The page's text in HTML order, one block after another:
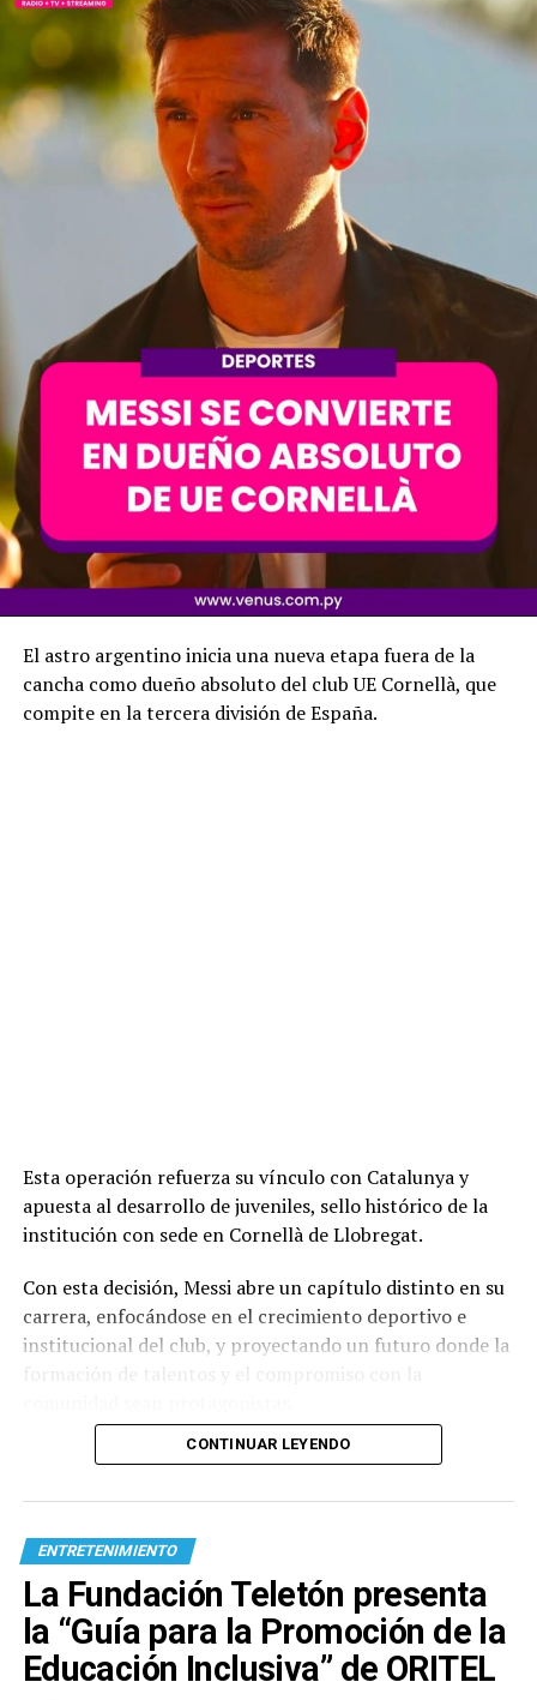
El astro argentino inicia una nueva etapa fuera de la
cancha como dueño absoluto del club UE Cornellà, que
compite en la tercera división de España.
Esta operación refuerza su vínculo con Catalunya y
apuesta al desarrollo de juveniles, sello histórico de la
institución con sede en Cornellà de Llobregat.
Con esta decisión, Messi abre un capítulo distinto en su
carrera, enfocándose en el crecimiento deportivo e
institucional del club, y proyectando un futuro donde la
CONTINUAR LEYENDO
ENTRETENIMIENTO
La Fundación Teletón presenta
la “Guía para la Promoción de la
Educación Inclusiva” de ORITEL